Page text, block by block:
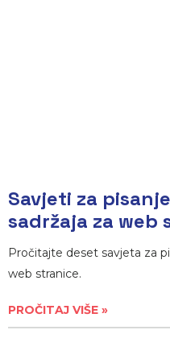
Savjeti za
sadržaja za web
Pročitajte deset savjeta za
web stranice.
PROČITAJ VIŠE »